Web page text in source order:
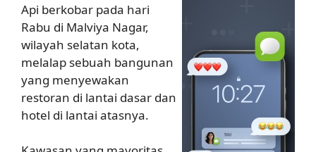
Api berkobar pada hari
Rabu di Malviya Nagar,
wilayah selatan kota,
melalap sebuah bangunan
yang menyewakan
restoran di lantai dasar dan
hotel di lantai atasnya.